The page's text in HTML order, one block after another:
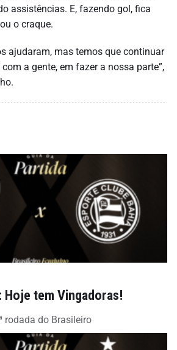
assistências. E, fazendo gol, fica
o craque.
ajudaram, mas temos que continuar
a gente, em fazer a nossa parte”,
tem Vingadoras!
rodada do Brasileiro